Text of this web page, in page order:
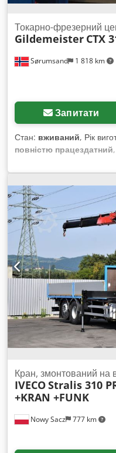
Sørumsand 1 818 km
Токарно-фрезерний
Gildemeister CTX
Запитати
Стан: вживаний, Рік
повністю працездатний
,
точіння над поперечним
202 мм, потужність
максимальна швидкість
шпинделя:51 мм
,
Станок повністю
проблема. Dcodpfxewk E
Nowy Sacz 777 km
Кран, змонтований на
IVECOStralis 310
+KRAN +FUNK